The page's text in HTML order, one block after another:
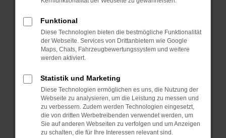
verhindern. Funktioniert die Seite in einem
Fenster?
Starte dein Gerät neu.
Das kann manchmal helfen, vorübergehende
Probleme zu beheben.
Stelle sicher, dass dein Browser und dein
Betriebssystem auf dem neuesten Stand
sind.
Veraltete Software birgt nicht nur ein
Sicherheitsrisiko, sondern kann auch dazu
führen, dass bestimmte Funktionen nicht mehr
Funktional
Diese Technologien bieten die bestmögliche Funktionalität
der Webseite. Services von Drittanbietern wie Google
Maps, Chats, Fahrzeugbewertungssystem und weitere
werden aktiviert.
Statistik und Marketing
Diese Technologien ermöglichen es uns, die Nutzung der
Webseite zu analysieren, um die Leistung zu messen und
zu verbessern. Zudem werden Technologien eingesetzt,
die von dritten Werbetreibenden verwendet werden, um
Sie auf anderen Webseiten zu verfolgen und um Anzeigen
zu schalten, die für Ihre Interessen relevant sind.